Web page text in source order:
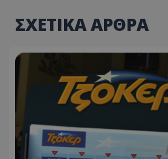
ΣΧΕΤΙΚΑ ΑΡΘΡΑ